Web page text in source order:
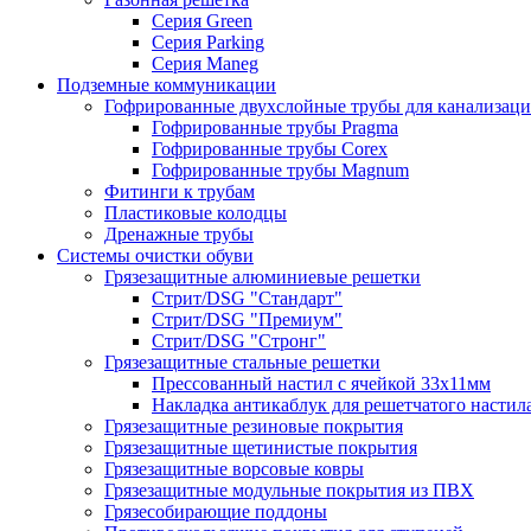
Серия Green
Серия Parking
Серия Maneg
Подземные коммуникации
Гофрированные двухслойные трубы для
Гофрированные трубы Pragma
Гофрированные трубы Corex
Гофрированные трубы Magnum
Фитинги к трубам
Пластиковые колодцы
Дренажные трубы
Системы очистки обуви
Грязезащитные алюминиевые решетки
Стрит/DSG "Стандарт"
Стрит/DSG "Премиум"
Стрит/DSG "Стронг"
Грязезащитные стальные решетки
Прессованный настил с ячейкой 33х11мм
Накладка антикаблук для решетчатого
Грязезащитные резиновые покрытия
Грязезащитные щетинистые покрытия
Грязезащитные ворсовые ковры
Грязезащитные модульные покрытия из ПВХ
Грязесобирающие поддоны